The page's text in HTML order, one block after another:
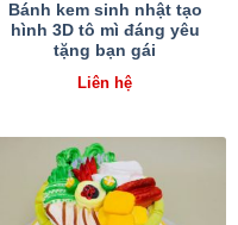
Bánh kem sinh nhật tạo
hình 3D tô mì đáng yêu
tặng bạn gái
Liên hệ